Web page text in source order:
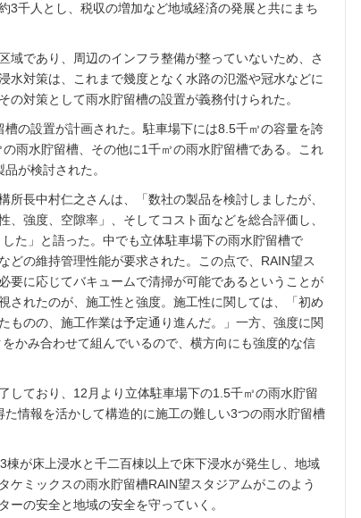
3千人とし、税収の増加など地域経済の発展と共にまち
域であり、周辺のインフラ整備が整っていないため、さ
水対策は、これまで幾度となく水路の氾濫や冠水などに
対策として雨水貯留槽の設置が義務付けられた。
の設置が計画された。駐車場下には8.5千㎥の容量を誇
雨水貯留槽、その他に1千㎥の雨水貯留槽である。これ
が検討された。
長中村仁之さんは、「数社の製品を検討しましたが、
強度、空隙率」、そしてコスト面などを総合評価し、
た」と語った。中でも立体駐車場下の雨水貯留槽で
どの維持管理性能が要求された。この点で、RAIN望ス
要に応じてバキュームで清掃が可能であるということが
されたのが、施工性と強度。施工性に関しては、「初め
ものの、施工作業は予定通り進んだ。」一方、強度に関
かみ合わせて組んでいるので、横方向にも強度的な信
しており、12月より立体駐車場下の1.5千㎥の雨水貯留
情報を活かして構造的に施工の難しい3つの雨水貯留槽
が床上浸水と千二百棟以上で床下浸水が発生し、地域
ケミックスの雨水貯留槽RAIN望スタジアムがこのよう
の安全と地域の安全を守っていく。